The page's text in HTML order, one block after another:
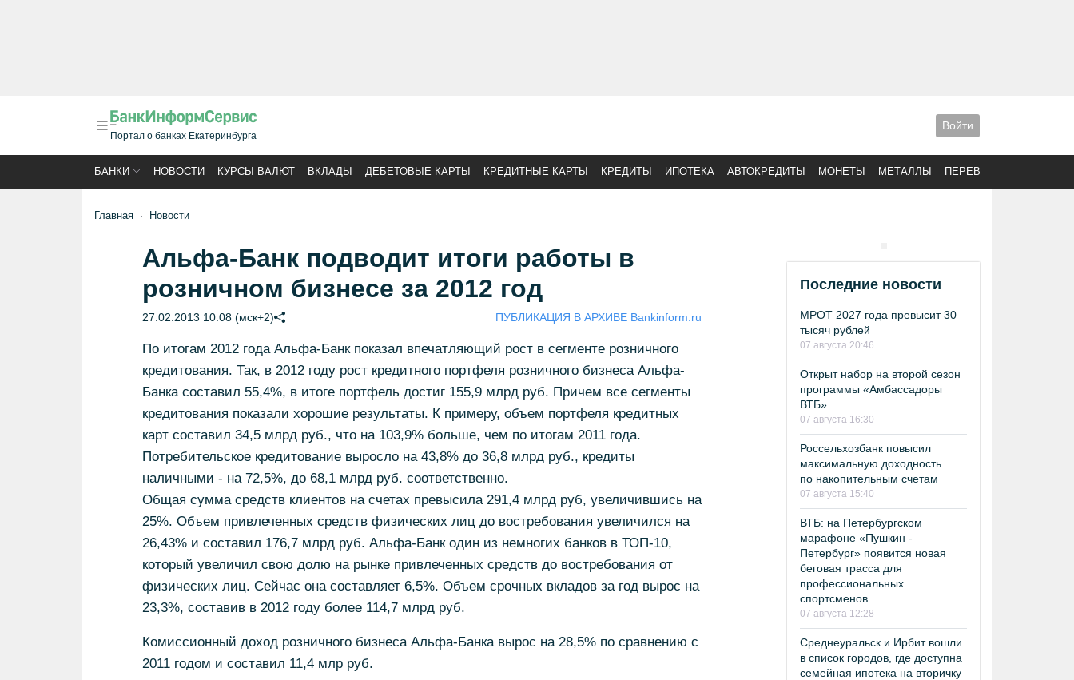
Портал о банках Екатеринбурга
Войти
БАНКИ НОВОСТИ КУРСЫ ВАЛЮТ ВКЛАДЫ ДЕБЕТОВЫЕ КАРТЫ КРЕДИТНЫЕ КАРТЫ КРЕДИТЫ ИПОТЕКА АВТОКРЕДИТЫ МОНЕТЫ МЕТАЛЛЫ ПЕРЕВОДЫ
Главная Новости
Альфа-Банк подводит итоги работы в
розничном бизнесе за 2012 год
27.02.2013 10:08 (мск+2) ПУБЛИКАЦИЯ В АРХИВЕ Bankinform.ru
По итогам 2012 года Альфа-Банк показал впечатляющий рост в сегменте розничного
кредитования. Так, в 2012 году рост кредитного портфеля розничного бизнеса Альфа-
Банка составил 55,4%, в итоге портфель достиг 155,9 млрд руб. Причем все сегменты
кредитования показали хорошие результаты. К примеру, объем портфеля кредитных
карт составил 34,5 млрд руб., что на 103,9% больше, чем по итогам 2011 года.
Потребительское кредитование выросло на 43,8% до 36,8 млрд руб., кредиты
наличными - на 72,5%, до 68,1 млрд руб. соответственно.
Общая сумма средств клиентов на счетах превысила 291,4 млрд руб, увеличившись на
25%. Объем привлеченных средств физических лиц до востребования увеличился на
26,43% и составил 176,7 млрд руб. Альфа-Банк один из немногих банков в ТОП-10,
который увеличил свою долю на рынке привлеченных средств до востребования от
физических лиц. Сейчас она составляет 6,5%. Объем срочных вкладов за год вырос на
23,3%, составив в 2012 году более 114,7 млрд руб.
Комиссионный доход розничного бизнеса Альфа-Банка вырос на 28,5% по сравнению с
2011 годом и составил 11,4 млр руб.
Последние новости
МРОТ 2027 года превысит 30
тысяч рублей
07 августа 20:46
Открыт набор на второй сезон
программы «Амбассадоры
ВТБ»
07 августа 16:30
Россельхозбанк повысил
максимальную доходность
по накопительным счетам
07 августа 15:40
ВТБ: на Петербургском
марафоне «Пушкин -
Петербург» появится новая
беговая трасса для
профессиональных
спортсменов
07 августа 12:28
Среднеуральск и Ирбит вошли
в список городов, где доступна
семейная ипотека на вторичку